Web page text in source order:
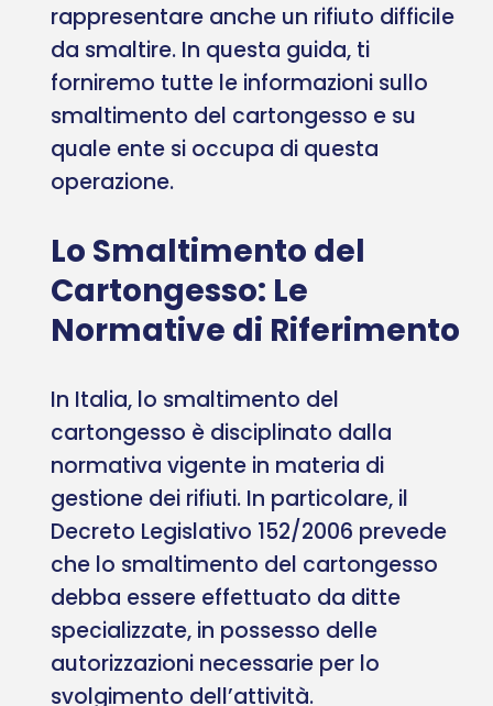
rappresentare anche un rifiuto difficile
da smaltire. In questa guida, ti
forniremo tutte le informazioni sullo
smaltimento del cartongesso e su
quale ente si occupa di questa
operazione.
Lo Smaltimento del
Cartongesso: Le
Normative di Riferimento
In Italia, lo smaltimento del
cartongesso è disciplinato dalla
normativa vigente in materia di
gestione dei rifiuti. In particolare, il
Decreto Legislativo 152/2006 prevede
che lo smaltimento del cartongesso
debba essere effettuato da ditte
specializzate, in possesso delle
autorizzazioni necessarie per lo
svolgimento dell’attività.